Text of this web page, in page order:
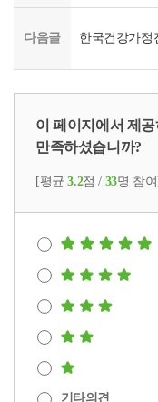
다음글 한국건강가정
이 페이지에서 제
만족하셨습니까?
[평균3.2점 / 33명 참
기타의견